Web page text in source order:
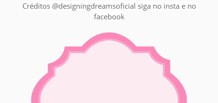
Créditos @designingdreamsoficial siga no insta e no
facebook